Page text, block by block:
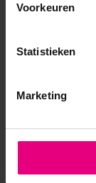
Voorkeuren
Statistieken
Marketing
de grenzen
en beperkt
de
stimuleren.
nieuwe